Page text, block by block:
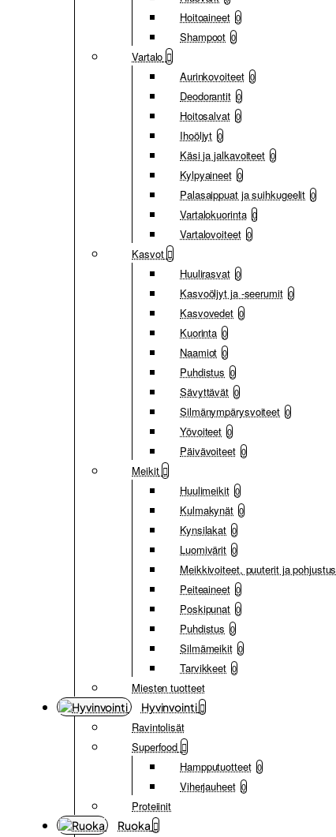
Hoitoaineet 0
Shampoot 0
Vartalo
Aurinkovoiteet 0
Deodorantit 0
Hoitosalvat 0
Ihoöljyt 0
Käsi ja jalkavoiteet 0
Kylpyaineet 0
Palasaippuat ja suihkugeelit 0
Vartalokuorinta 0
Vartalovoiteet 0
Kasvot
Huulirasvat 0
Kasvoöljyt ja -seerumit 0
Kasvovedet 0
Kuorinta 0
Naamiot 0
Puhdistus 0
Sävyttävät 0
Silmänympärysvoiteet 0
Yövoiteet 0
Päivävoiteet 0
Meikit
Huulimeikit 0
Kulmakynät 0
Kynsilakat 0
Luomivärit 0
Meikkivoiteet, puuterit ja pohjustus
Peiteaineet 0
Poskipunat 0
Puhdistus 0
Silmämeikit 0
Tarvikkeet 0
Miesten tuotteet
Hyvinvointi
Ravintolisät
Superfood
Hampputuotteet 0
Viherjauheet 0
Proteiinit
Ruoka